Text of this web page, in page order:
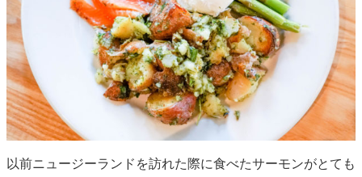
以前ニュージーランドを訪れた際に食べたサーモンがとても